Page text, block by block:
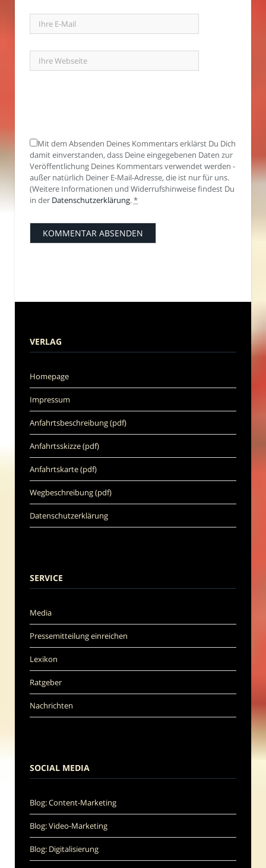
Mit dem Absenden Deines Kommentars erklärst Du Dich
damit einverstanden, dass Deine eingegebenen Daten zur
Veröffentlichung Deines Kommentars verwendet werden -
außer natürlich Deiner E-Mail-Adresse, die ist nur für uns.
(Weitere Informationen und Widerrufshinweise findest Du
in der Datenschutzerklärung.*
VERLAG
Homepage
Impressum
Anfahrtsbeschreibung (pdf)
Anfahrtsskizze (pdf)
Anfahrtskarte (pdf)
Wegbeschreibung (pdf)
Datenschutzerklärung
SERVICE
Media
Pressemitteilung einreichen
Lexikon
Ratgeber
Nachrichten
SOCIAL MEDIA
Blog: Content-Marketing
Blog: Video-Marketing
Blog: Digitalisierung